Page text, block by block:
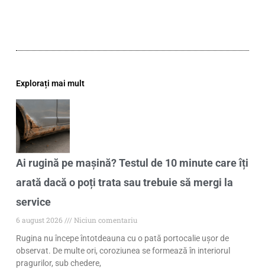
Explorați mai mult
Ai rugină pe mașină? Testul de 10 minute care îți
arată dacă o poți trata sau trebuie să mergi la
service
6 august 2026
Niciun comentariu
Rugina nu începe întotdeauna cu o pată portocalie ușor de
observat. De multe ori, coroziunea se formează în interiorul
pragurilor, sub chedere,